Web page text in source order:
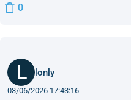
0
lonly
03/06/2026 17:43:16